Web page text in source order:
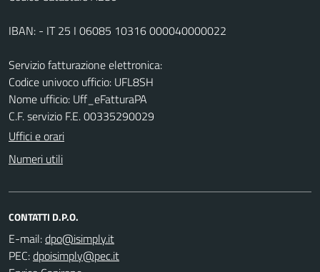
IBAN: - IT 25 I 06085 10316 000040000022
Servizio fatturazione elettronica:
Codice univoco ufficio: UFL8SH
Nome ufficio: Uff_eFatturaPA
C.F. servizio F.E. 00335290029
Uffici e orari
Numeri utili
CONTATTI D.P.O.
E-mail:
PEC: